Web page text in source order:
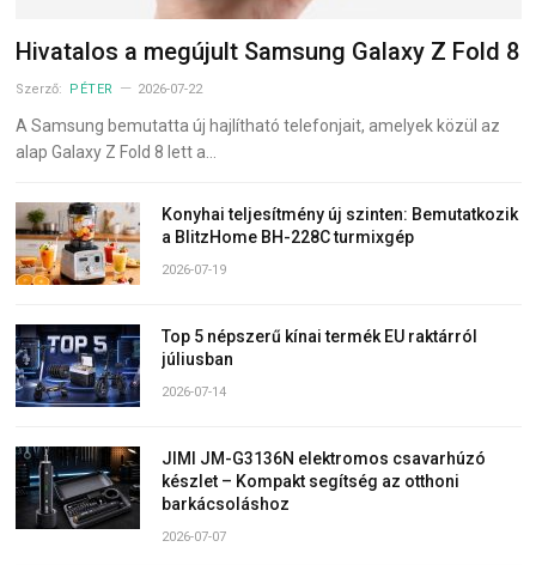
Hivatalos a megújult Samsung Galaxy Z Fold 8
Szerző: PÉTER 2026-07-22
A Samsung bemutatta új hajlítható telefonjait, amelyek közül az
alap Galaxy Z Fold 8 lett a…
Konyhai teljesítmény új szinten: Bemutatkozik
a BlitzHome BH-228C turmixgép
2026-07-19
Top 5 népszerű kínai termék EU raktárról
júliusban
2026-07-14
JIMI JM-G3136N elektromos csavarhúzó
készlet – Kompakt segítség az otthoni
barkácsoláshoz
2026-07-07